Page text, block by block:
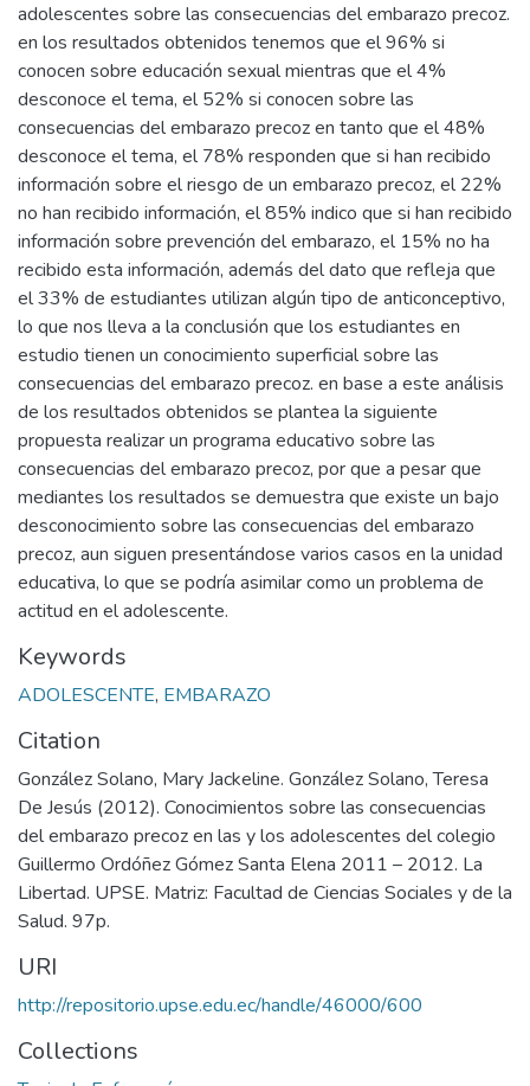
adolescentes sobre las consecuencias del embarazo precoz.
en los resultados obtenidos tenemos que el 96% si
conocen sobre educación sexual mientras que el 4%
desconoce el tema, el 52% si conocen sobre las
consecuencias del embarazo precoz en tanto que el 48%
desconoce el tema, el 78% responden que si han recibido
información sobre el riesgo de un embarazo precoz, el 22%
no han recibido información, el 85% indico que si han recibido
información sobre prevención del embarazo, el 15% no ha
recibido esta información, además del dato que refleja que
el 33% de estudiantes utilizan algún tipo de anticonceptivo,
lo que nos lleva a la conclusión que los estudiantes en
estudio tienen un conocimiento superficial sobre las
consecuencias del embarazo precoz. en base a este análisis
de los resultados obtenidos se plantea la siguiente
propuesta realizar un programa educativo sobre las
consecuencias del embarazo precoz, por que a pesar que
mediantes los resultados se demuestra que existe un bajo
desconocimiento sobre las consecuencias del embarazo
precoz, aun siguen presentándose varios casos en la unidad
educativa, lo que se podría asimilar como un problema de
actitud en el adolescente.
Keywords
ADOLESCENTE, EMBARAZO
Citation
González Solano, Mary Jackeline. González Solano, Teresa
De Jesús (2012). Conocimientos sobre las consecuencias
del embarazo precoz en las y los adolescentes del colegio
Guillermo Ordóñez Gómez Santa Elena 2011 – 2012. La
Libertad. UPSE. Matriz: Facultad de Ciencias Sociales y de la
Salud. 97p.
URI
http://repositorio.upse.edu.ec/handle/46000/600
Collections